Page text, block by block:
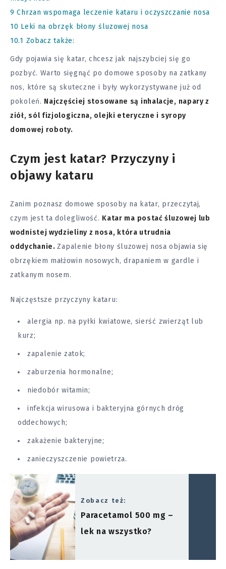
9 Chrzan wspomaga leczenie kataru i oczyszczanie nosa
10 Leki na obrzęk błony śluzowej nosa
10.1 Zobacz także:
Gdy pojawia się katar, chcesz jak najszybciej się go
pozbyć. Warto sięgnąć po domowe sposoby na zatkany
nos, które są skuteczne i były wykorzystywane już od
pokoleń. Najczęściej stosowane są inhalacje, napary z
ziół, sól fizjologiczna, olejki eteryczne i syropy
domowej roboty.
Czym jest katar? Przyczyny i
objawy kataru
Zanim poznasz domowe sposoby na katar, przeczytaj,
czym jest ta dolegliwość. Katar ma postać śluzowej lub
wodnistej wydzieliny z nosa, która utrudnia
oddychanie.Zapalenie błony śluzowej nosa objawia się
obrzękiem małżowin nosowych, drapaniem w gardle i
zatkanym nosem.
Najczęstsze przyczyny kataru:
alergia np. na pyłki kwiatowe, sierść zwierząt lub
kurz;
zapalenie zatok;
zaburzenia hormonalne;
niedobór witamin;
infekcja wirusowa i bakteryjna górnych dróg
oddechowych;
zakażenie bakteryjne;
zanieczyszczenie powietrza.
Zobacz też:
Paracetamol 500 mg –
lek na wszystko?